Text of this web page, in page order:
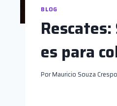
BLOG
es para
PorMauricio Souza Crespo